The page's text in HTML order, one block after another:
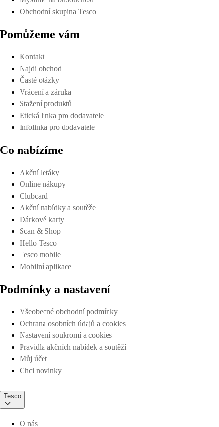
Obchodní skupina Tesco
Pomůžeme vám
Kontakt
Najdi obchod
Časté otázky
Vrácení a záruka
Stažení produktů
Etická linka pro dodavatele
Infolinka pro dodavatele
Co nabízíme
Akční letáky
Online nákupy
Clubcard
Akční nabídky a soutěže
Dárkové karty
Scan & Shop
Hello Tesco
Tesco mobile
Mobilní aplikace
Podmínky a nastavení
Všeobecné obchodní podmínky
Ochrana osobních údajů a cookies
Nastavení soukromí a cookies
Pravidla akčních nabídek a soutěží
Můj účet
Chci novinky
Tesco
O nás